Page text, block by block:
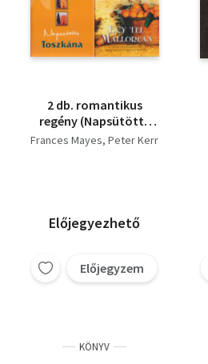
2 db. romantikus
regény (Napsütötte
Toszkána + Egy tél
Frances Mayes Peter Kerr
Előjegyezhető
Előjegyzem
KÖNYV